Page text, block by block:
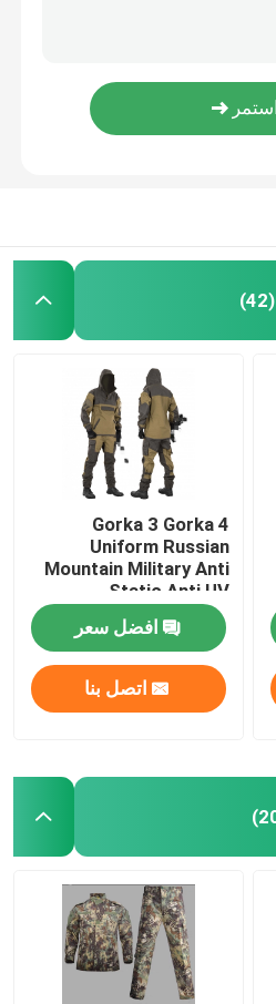
(42)
Gorka 3 Gorka 4
Uniform Russian
Mountain Military Anti
Static Anti UV
افضل سعر
اتصل بنا